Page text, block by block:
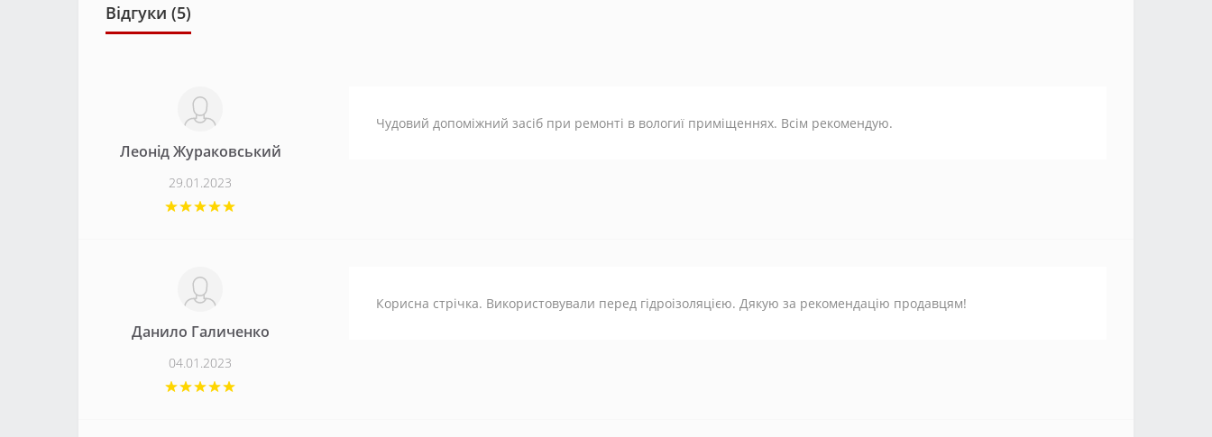
Відгуки (5)
Леонід Жураковський
29.01.2023
Чудовий допоміжний засіб при ремонті в вологиї приміщеннях. Всім рекомендую.
Данило Галиченко
04.01.2023
Корисна стрічка. Використовували перед гідроізоляцією. Дякую за рекомендацію продавцям!